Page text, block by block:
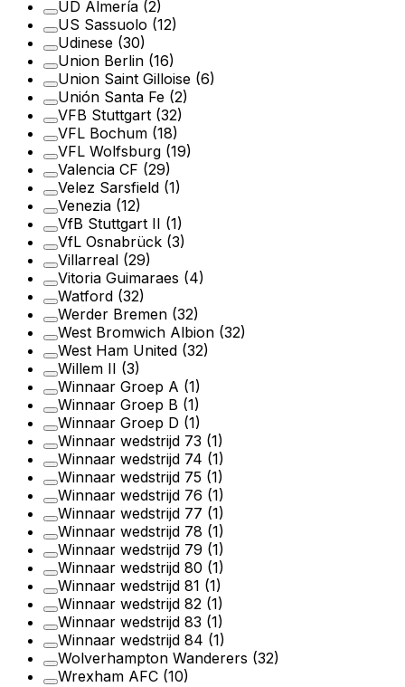
UD Almería (2)
US Sassuolo (12)
Udinese (30)
Union Berlin (16)
Union Saint Gilloise (6)
Unión Santa Fe (2)
VFB Stuttgart (32)
VFL Bochum (18)
VFL Wolfsburg (19)
Valencia CF (29)
Velez Sarsfield (1)
Venezia (12)
VfB Stuttgart II (1)
VfL Osnabrück (3)
Villarreal (29)
Vitoria Guimaraes (4)
Watford (32)
Werder Bremen (32)
West Bromwich Albion (32)
West Ham United (32)
Willem II (3)
Winnaar Groep A (1)
Winnaar Groep B (1)
Winnaar Groep D (1)
Winnaar wedstrijd 73 (1)
Winnaar wedstrijd 74 (1)
Winnaar wedstrijd 75 (1)
Winnaar wedstrijd 76 (1)
Winnaar wedstrijd 77 (1)
Winnaar wedstrijd 78 (1)
Winnaar wedstrijd 79 (1)
Winnaar wedstrijd 80 (1)
Winnaar wedstrijd 81 (1)
Winnaar wedstrijd 82 (1)
Winnaar wedstrijd 83 (1)
Winnaar wedstrijd 84 (1)
Wolverhampton Wanderers (32)
Wrexham AFC (10)